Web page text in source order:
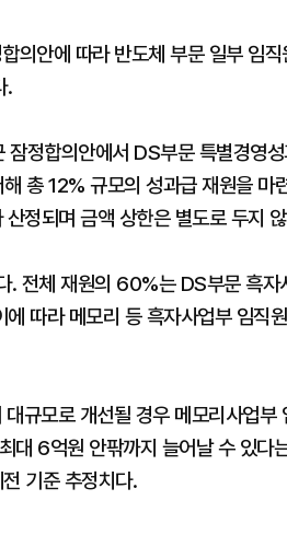
의안에 따라 반도체 부문 일부 임
.
정합의안에서 DS부문 특별경영
총 12% 규모의 성과급 재원을 마
정되며 금액 상한은 별도로 두지
. 전체 재원의 60%는 DS부문 흑자
따라 메모리 등 흑자사업부 임직
규모로 개선될 경우 메모리사업부
대 6억원 안팎까지 늘어날 수 있다
기준 추정치다.